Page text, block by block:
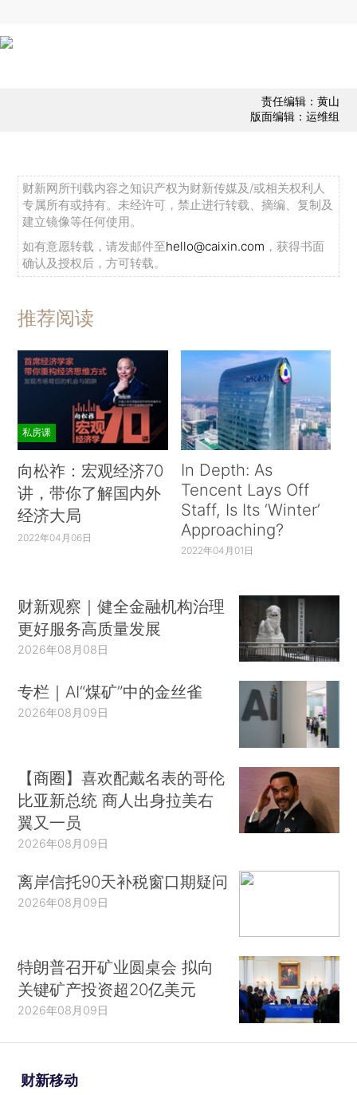
责任编辑：黄山
版面编辑：运维组
财新网所刊载内容之知识产权为财新传媒及/或相关权利人
专属所有或持有。未经许可，禁止进行转载、摘编、复制及
建立镜像等任何使用。
如有意愿转载，请发邮件至hello@caixin.com ，获得书面
确认及授权后，方可转载。
推荐阅读
私房课
向松祚：宏观经济70
讲，带你了解国内外
经济大局
2022年04月06日
In Depth: As
Tencent Lays Off
Staff, Is Its ‘Winter’
Approaching?
2022年04月01日
财新观察｜健全金融机构治理
更好服务高质量发展
2026年08月08日
专栏｜AI“煤矿”中的金丝雀
2026年08月09日
【商圈】喜欢配戴名表的哥伦
比亚新总统 商人出身拉美右
翼又一员
2026年08月09日
离岸信托90天补税窗口期疑问
2026年08月09日
特朗普召开矿业圆桌会 拟向
关键矿产投资超20亿美元
2026年08月09日
财新移动